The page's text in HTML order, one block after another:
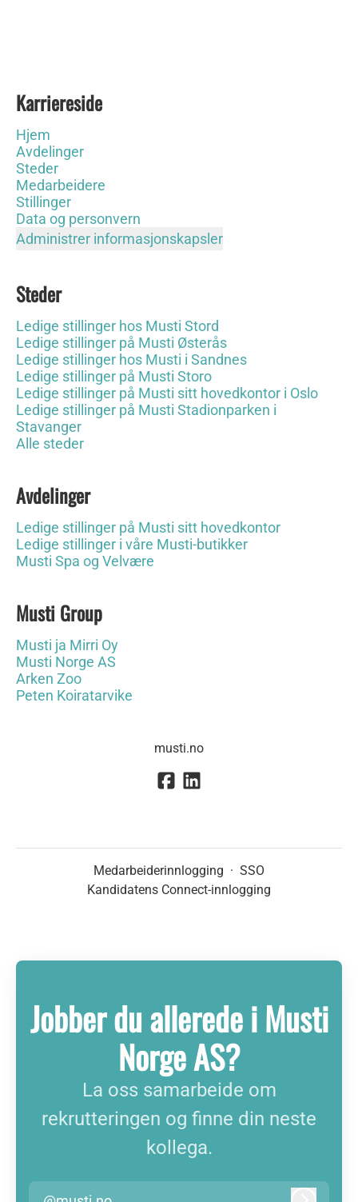
Karriereside
Hjem
Avdelinger
Steder
Medarbeidere
Stillinger
Data og personvern
Administrer informasjonskapsler
Steder
Ledige stillinger hos Musti Stord
Ledige stillinger på Musti Østerås
Ledige stillinger hos Musti i Sandnes
Ledige stillinger på Musti Storo
Ledige stillinger på Musti sitt hovedkontor i Oslo
Ledige stillinger på Musti Stadionparken i
Stavanger
Alle steder
Avdelinger
Ledige stillinger på Musti sitt hovedkontor
Ledige stillinger i våre Musti-butikker
Musti Spa og Velvære
Musti Group
Musti ja Mirri Oy
Musti Norge AS
Arken Zoo
Peten Koiratarvike
musti.no
Medarbeiderinnlogging · SSO
Kandidatens Connect-innlogging
Jobber du allerede i Musti
Norge AS?
La oss samarbeide om
rekrutteringen og finne din neste
kollega.